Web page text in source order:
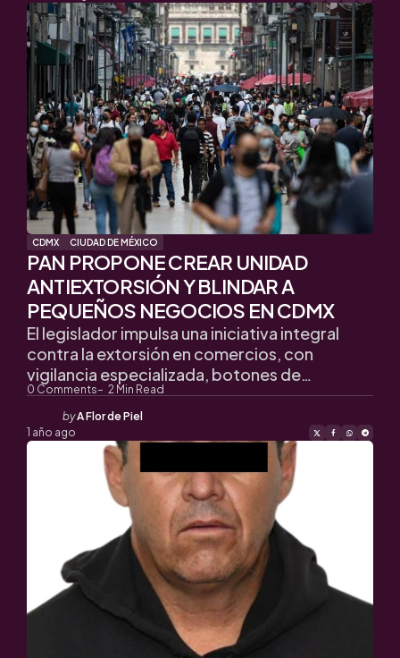
CDMX CIUDAD DE MÉXICO
PAN PROPONE CREAR UNIDAD
ANTIEXTORSIÓN Y BLINDAR A
PEQUEÑOS NEGOCIOS EN CDMX
0 Comments 2 Min Read
El legislador impulsa una iniciativa integral
contra la extorsión en comercios, con
vigilancia especializada, botones de…
Posted
by
byA Flor de Piel
1 año ago